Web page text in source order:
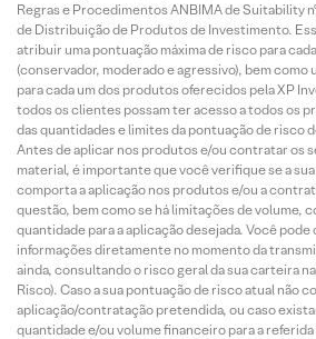
Regras e Procedimentos ANBIMA de Suitability
de Distribuição de Produtos de Investimento.
atribuir uma pontuação máxima de risco para
(conservador, moderado e agressivo), bem como
para cada um dos produtos oferecidos pela XP
todos os clientes possam ter acesso a todos os
das quantidades e limites da pontuação de risco
Antes de aplicar nos produtos e/ou contratar os
material, é importante que você verifique se a
comporta a aplicação nos produtos e/ou a
questão, bem como se há limitações de volume,
quantidade para a aplicação desejada. Você
informações diretamente no momento da
ainda, consultando o risco geral da sua carteira
Risco). Caso a sua pontuação de risco atual não
aplicação/contratação pretendida, ou caso
quantidade e/ou volume financeiro para a